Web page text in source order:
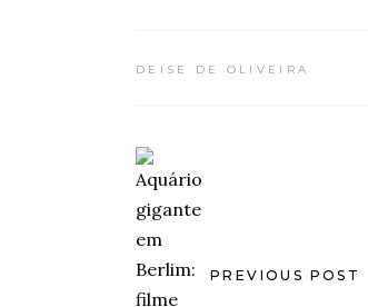
DEISE DE OLIVEIRA
PREVIOUS POST